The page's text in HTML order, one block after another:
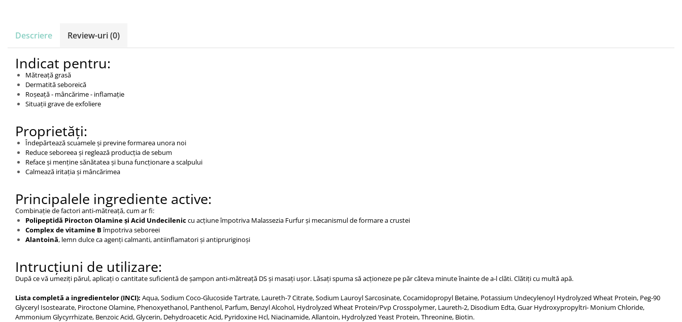
Descriere Review-uri(0)
Indicat pentru:
Mătreață grasă
Dermatită seboreică
Roșeață - mâncărime - inflamație
Situații grave de exfoliere
Proprietăți:
Îndepărtează scuamele și previne formarea unora noi
Reduce seboreea și reglează producția de sebum
Reface și menține sănătatea și buna funcționare a scalpului
Calmează iritația și mâncărimea
Principalele ingrediente active:
Combinație de factori anti-mătreață, cum ar fi:
Polipeptidă Pirocton Olamine și Acid Undecileniccu acțiune împotriva Malassezia Furfur și mecanismul de formare a crustei
Complex de vitamine Bîmpotriva seboreei
Alantoină, lemn dulce ca agenți calmanti, antiinflamatori și antipruriginoși
Intrucțiuni de utilizare:
După ce vă umeziți părul, aplicați o cantitate suficientă de șampon anti-mătreață DS și masați ușor. Lăsați spuma să acționeze pe păr câteva minute înainte de a-l clăti. Clătiți cu multă apă.
Lista completă a ingredientelor (INCI): Aqua, Sodium Coco-Glucoside Tartrate, Laureth-7 Citrate, Sodium Lauroyl Sarcosinate, Cocamidopropyl Betaine, Potassium Undecylenoyl Hydrolyzed Wheat Protein, Peg-90
Glyceryl Isostearate, Piroctone Olamine, Phenoxyethanol, Panthenol, Parfum, Benzyl Alcohol, Hydrolyzed Wheat Protein/Pvp Crosspolymer, Laureth-2, Disodium Edta, Guar Hydroxypropyltri- Monium Chloride,
Ammonium Glycyrrhizate, Benzoic Acid, Glycerin, Dehydroacetic Acid, Pyridoxine Hcl, Niacinamide, Allantoin, Hydrolyzed Yeast Protein, Threonine, Biotin.